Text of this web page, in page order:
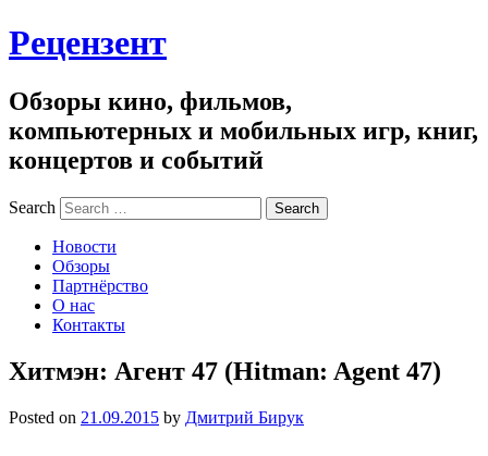
Рецензент
Обзоры кино, фильмов,
компьютерных и мобильных игр, книг,
концертов и событий
Search
Новости
Обзоры
Партнёрство
О нас
Контакты
Хитмэн: Агент 47 (Hitman: Agent 47)
Posted on 21.09.2015 by Дмитрий Бирук